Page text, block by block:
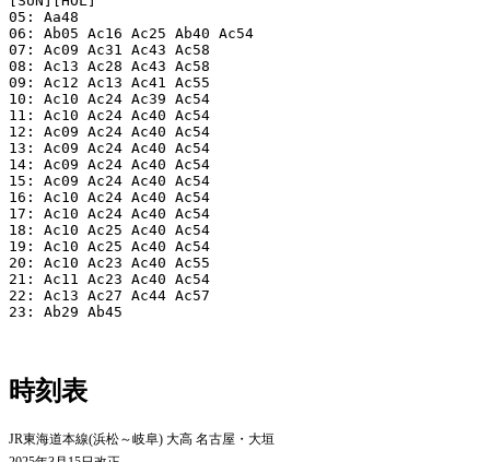
05: Aa48
06: Ab05 Ac16 Ac25 Ab40 Ac54
07: Ac09 Ac31 Ac43 Ac58
08: Ac13 Ac28 Ac43 Ac58
09: Ac12 Ac13 Ac41 Ac55
10: Ac10 Ac24 Ac39 Ac54
11: Ac10 Ac24 Ac40 Ac54
12: Ac09 Ac24 Ac40 Ac54
13: Ac09 Ac24 Ac40 Ac54
14: Ac09 Ac24 Ac40 Ac54
15: Ac09 Ac24 Ac40 Ac54
16: Ac10 Ac24 Ac40 Ac54
17: Ac10 Ac24 Ac40 Ac54
18: Ac10 Ac25 Ac40 Ac54
19: Ac10 Ac25 Ac40 Ac54
20: Ac10 Ac23 Ac40 Ac55
21: Ac11 Ac23 Ac40 Ac54
22: Ac13 Ac27 Ac44 Ac57
23: Ab29 Ab45
時刻表
JR東海道本線(浜松～岐阜) 大高 名古屋・大垣